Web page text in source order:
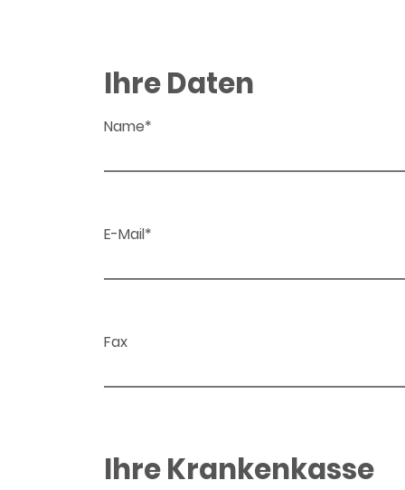
Ihre Daten
Name*
E-Mail*
Fax
Ihre Krankenkasse